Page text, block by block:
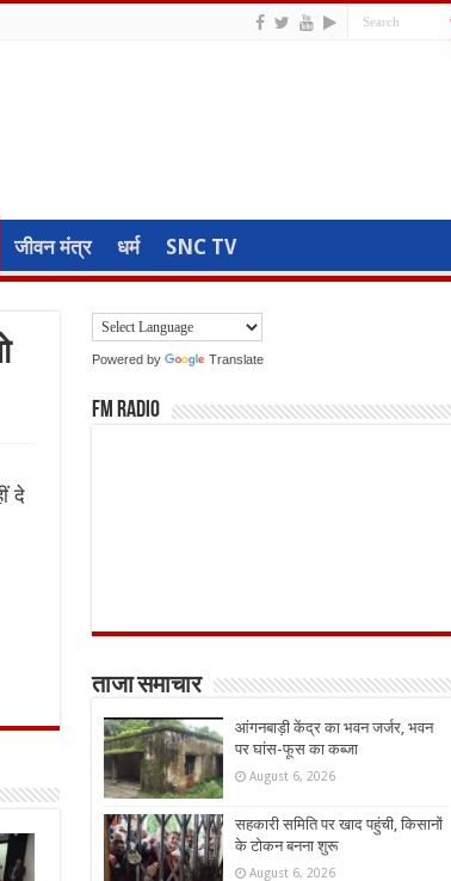
जीवन मंत्र धर्म SNC TV
दे
Powered by Translate
FM Radio
ताजा समाचार
आंगनबाड़ी केंद्र का भवन जर्जर, भवन
पर घांस-फूस का कब्जा
August 6, 2026
सहकारी समिति पर खाद पहुंची, किसानों
के टोकन बनना शुरू
August 6, 2026